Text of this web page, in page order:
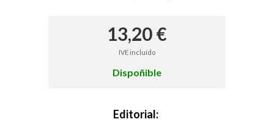
13,20 €
IVE incluído
Dispoñible
Editorial: